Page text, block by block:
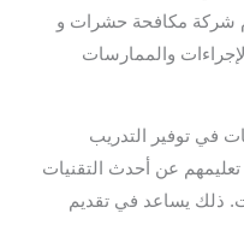
شركة مكافحة حشرات و
والممارسات
في توفير التدريب
عن أحدث التقنيات
ذلك يساعد في تقديم